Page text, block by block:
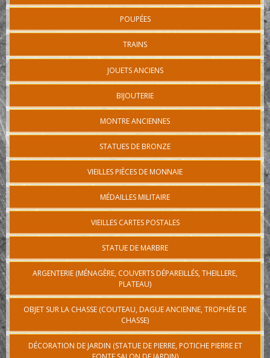
POUPÉES
TRAINS
JOUETS ANCIENS
BIJOUTERIE
MONTRE ANCIENNES
STATUES DE BRONZE
VIEILLES PIÈCES DE MONNAIE
MÉDAILLES MILITAIRE
VIEILLES CARTES POSTALES
STATUE DE MARBRE
ARGENTERIE (MÉNAGÈRE, COUVERTS DÉPAREILLÉS, THEILLERE,
PLATEAU)
OBJET SUR LA CHASSE (COUTEAU, DAGUE ANCIENNE, TROPHÉE DE
CHASSE)
DÉCORATION DE JARDIN (STATUE DE PIERRE, POTICHE PIERRE ET